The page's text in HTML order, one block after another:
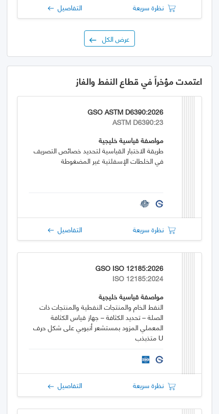
نظرة سريعة التفاصيل
عرض الكل
اعتمدت مؤخراً في قطاع النفط والغاز
GSO ASTM D6390:2026
ASTM D6390:23
مواصفة قياسية خليجية
طريقة الاختبار القياسية لتحديد خصائص التصريف
في الخلطات الإسفلتية غير المضغوطة
نظرة سريعة التفاصيل
GSO ISO 12185:2026
ISO 12185:2024
مواصفة قياسية خليجية
النفط الخام والمنتجات النفطية والمنتجات ذات
الصلة – تحديد الكثافة – جهاز قياس الكثافة
المعملي المزود بمستشعر أنبوبي على شكل حرف
U متذبذب
نظرة سريعة التفاصيل